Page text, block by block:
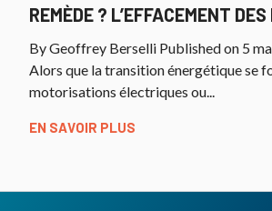
REMÈDE ? L’EFFACEMENT
By Geoffrey Berselli Published on 5
Alors que la transition énergétique se
motorisations électriques ou...
EN SAVOIR PLUS